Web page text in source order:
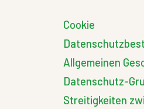
Cookie
Allgemeinen
Datenschutz-
Streitigkeiten